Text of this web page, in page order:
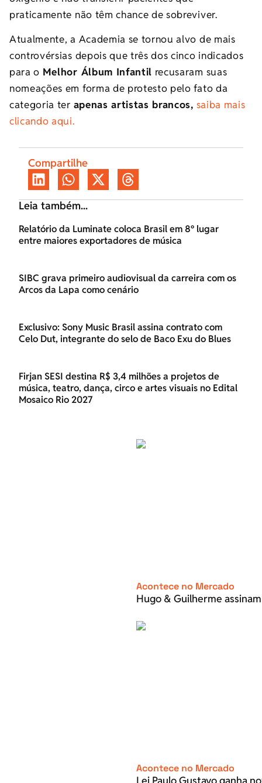
praticamente não têm chance de sobreviver.
Atualmente, a Academia se tornou alvo de mais
controvérsias depois que três dos cinco indicados
para o Melhor Álbum Infantil recusaram suas
nomeações em forma de protesto pelo fato da
categoria ter apenas artistas brancos, saiba mais
clicando aqui.
Compartilhe
Leia também...
Relatório da Luminate coloca Brasil em 8º lugar
entre maiores exportadores de música
SIBC grava primeiro audiovisual da carreira com os
Arcos da Lapa como cenário
Exclusivo: Sony Music Brasil assina contrato com
Celo Dut, integrante do selo de Baco Exu do Blues
Firjan SESI destina R$ 3,4 milhões a projetos de
música, teatro, dança, circo e artes visuais no Edital
Mosaico Rio 2027
Acontece no Mercado
Hugo & Guilherme
Acontece no Mercado
Lei Paulo Gustavo ganha